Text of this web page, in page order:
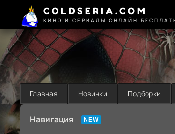
COLDSERIA.COM
КИНО И СЕРИАЛЫ ОНЛАЙН
Главная Новинки Подборки
Навигация